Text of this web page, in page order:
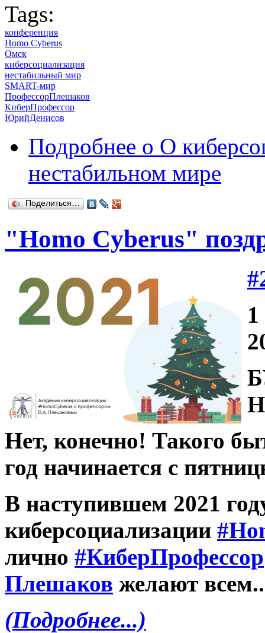
Tags:
конференция
Homo Cyberus
Омск
киберсоциализация
нестабильный мир
SMART-мир
ПрофессорПлешаков
КиберПрофессор
ЮрийДенисов
Подробнее о О
нестабильном мире
Поделиться…
"Homo Cyberus"
Нет, конечно! Такого
год начинается с
В наступившем 2021
киберсоциализации
лично #КиберПрофессор
Плешаков желают
(Подробнее...)